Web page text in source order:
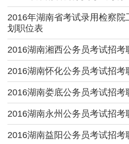
2016年湖南省考试录用检察院
划职位表
2016湖南湘西公务员考试招考
2016湖南怀化公务员考试招考
2016湖南娄底公务员考试招考
2016湖南永州公务员考试招考
2016湖南益阳公务员考试招考